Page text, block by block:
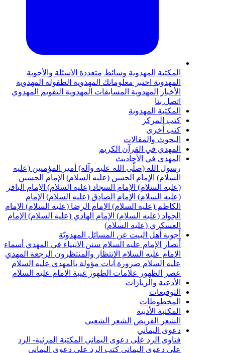
المهدويةوسائط متعددةالأسئلة والأجوبة
اختبر معلوماتك المهدويةالطفولة المهدوية
المهدويةالمسابقات المهدويةالتقويم المهدوي
المهدوية
والمقالات
في القرآن الكريم
في الأحاديث
الله (صلّى الله عليه وآله) أمير المؤمنين (عليه
الإمام الحسن (عليه السلام) الإمام الحسين
الإمام السجاد (عليه السلام) الإمام الباقر
الإمام الصادق (عليه السلام) الإمام
(عليه السلام) الإمام الرضا (عليه السلام) الإمام
(عليه السلام) الإمام الهادي (عليه السلام) الإمام
(عليه السلام)
أهل البيت عن المسائل المهدويّة
الإمام عليه السلامسنن الانبياء في المهديأسماء
عليه السلامالانتظار والمنتظرونالرجعةالمهدي
السلام ضرورة آيات مؤولة بالمهدي عليه السلام
علامات الظهورغيبة الامام عليه السلام
والزيارات
الأدبية
الشعر الشعبي
اليماني
الرد على دعوى اليماني المكتبة المرئية- الرد
دعوى اليماني كتب الرد على دعوى اليماني